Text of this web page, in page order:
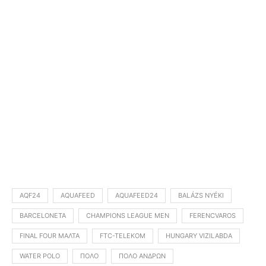
AQF24 AQUAFEED AQUAFEED24 BALÁZS NYÉKI
BARCELONETA CHAMPIONS LEAGUE MEN FERENCVAROS
FINAL FOUR ΜΆΛΤΑ FTC-TELEKOM HUNGARY VIZILABDA
WATER POLO ΠΌΛΟ ΠΌΛΟ ΑΝΔΡΏΝ